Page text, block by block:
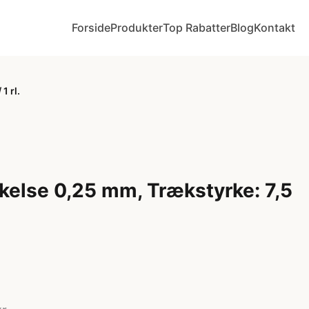
ForsideProdukterTop RabatterBlogKontakt
rl.
0,25 mm, Trækstyrke: 7,5